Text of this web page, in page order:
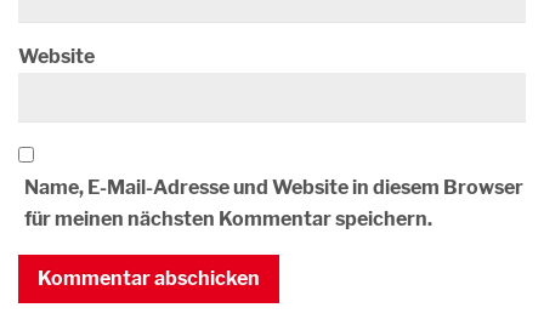
Website
Name, E-Mail-Adresse und Website in diesem Browser
für meinen nächsten Kommentar speichern.